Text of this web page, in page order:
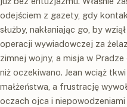
odejściem z gazety, gdy
służby, nakłaniając go, by
operacji wywiadowczej za
zimnej wojny, a misja w
niż oczekiwano. Jean wciąż
małżeństwa, a frustrację
oczach ojca i